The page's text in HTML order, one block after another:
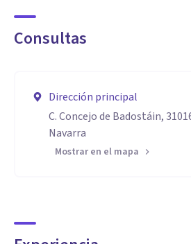
Consultas
Dirección principal
C. Concejo de Badostáin,
Navarra
Mostrar en el mapa